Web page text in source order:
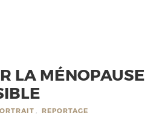
LA MÉNOPAUSE
, REPORTAGE